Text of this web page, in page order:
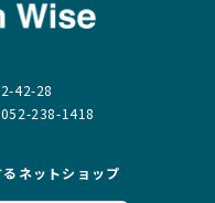
42-28
238-1418
ネットショップ